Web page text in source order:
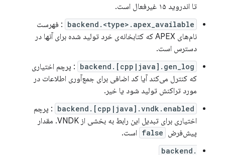
تا اندروید ۱۵ غیرفعال است.
backend.<type>.apex_available : فهرست
نام‌های APEX که کتابخانه‌ی خرد تولید شده برای آنها در
دسترس است.
backend.[cpp|java].gen_log : پرچم اختیاری
که کنترل می‌کند آیا کد اضافی برای جمع‌آوری اطلاعات در
مورد تراکنش تولید شود یا خیر.
backend.[cpp|java].vndk.enabled : پرچم
اختیاری برای تبدیل این رابط به بخشی از VNDK. مقدار
پیش‌فرض false است.
backend.